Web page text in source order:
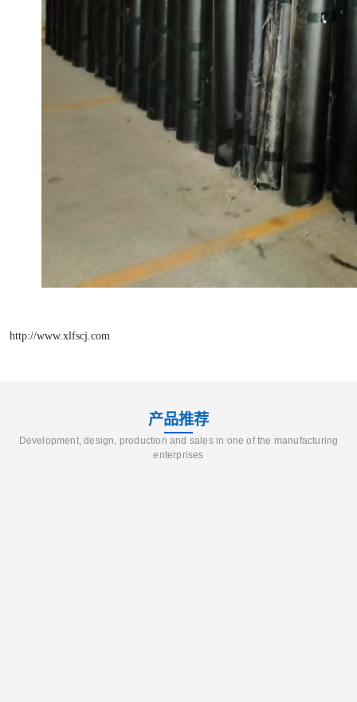
http://www.xlfscj.com
产品推荐
Development, design, production and sales in one of the manufacturing
enterprises